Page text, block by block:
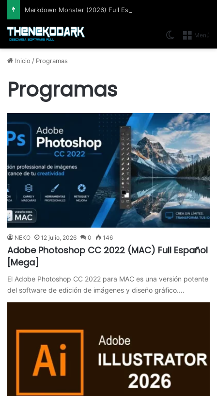
Markdown Monster (2026) Full Español [Mega]
Menú
Switch skin
Inicio / Programas
Programas
NEKO 12 julio, 2026 0 146
Adobe Photoshop CC 2022 (MAC) Full Español
[Mega]
El Adobe Photoshop CC 2022 para MAC es una versión potente
del software de edición de imágenes y diseño gráfico.…